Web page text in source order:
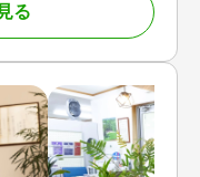
相続サポートを
場合や、遺産分
な相続案件にも
。また、弁護士
ており、登記や
る